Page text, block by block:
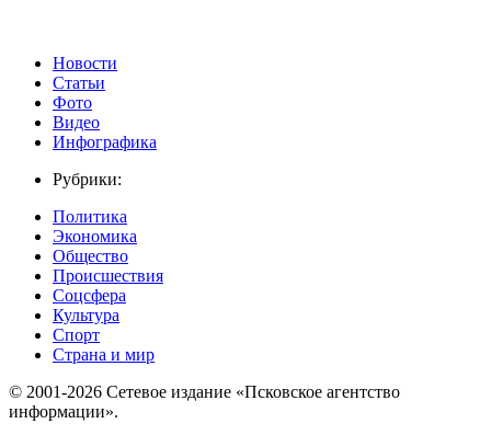
Новости
Статьи
Фото
Видео
Инфографика
Рубрики:
Политика
Экономика
Общество
Происшествия
Соцсфера
Культура
Спорт
Страна и мир
© 2001-2026 Сетевое издание «Псковское агентство
информации».